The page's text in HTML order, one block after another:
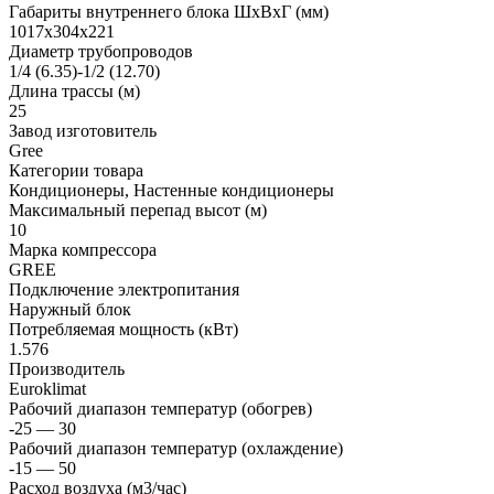
Габариты внутреннего блока ШхВхГ (мм)
1017x304x221
Диаметр трубопроводов
1/4 (6.35)-1/2 (12.70)
Длина трассы (м)
25
Завод изготовитель
Gree
Категории товара
Кондиционеры, Настенные кондиционеры
Максимальный перепад высот (м)
10
Марка компрессора
GREE
Подключение электропитания
Наружный блок
Потребляемая мощность (кВт)
1.576
Производитель
Euroklimat
Рабочий диапазон температур (обогрев)
-25 — 30
Рабочий диапазон температур (охлаждение)
-15 — 50
Расход воздуха (м3/час)